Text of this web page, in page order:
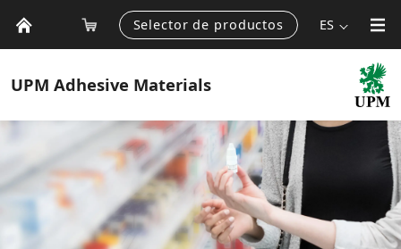
Selector de productos ES
UPM Adhesive Materials